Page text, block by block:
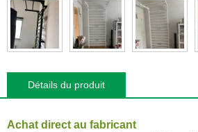
Détails du produit
Achat direct au fabricant